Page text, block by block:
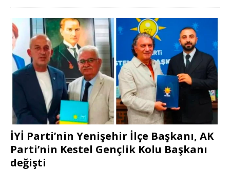
İYİ Parti’nin Yenişehir İlçe Başkanı, AK
Parti’nin Kestel Gençlik Kolu Başkanı
değişti